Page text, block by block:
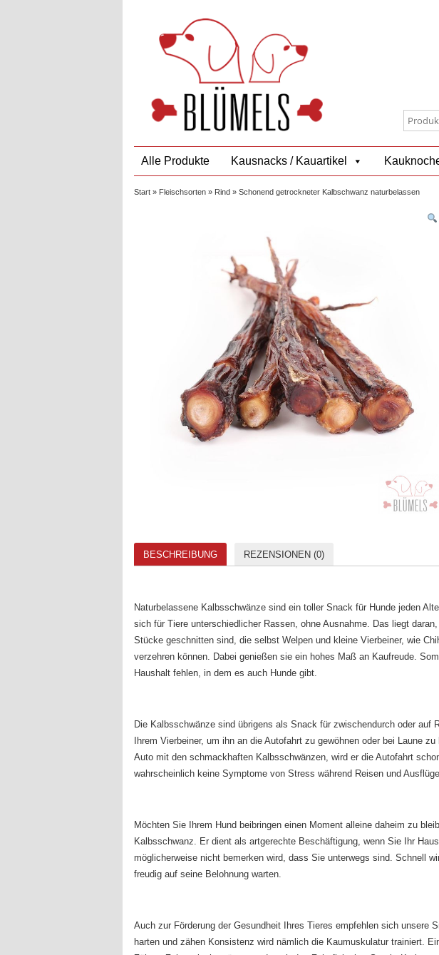
Alle Produkte Kausnacks / Kauartikel
Start » Fleischsorten » Rind » Schonend getrockneter Kalbschwanz naturbelassen
BESCHREIBUNG REZENSIONEN (0)
Naturbelassene Kalbsschwänze sind ein toller Snack für Hunde jeden
sich für Tiere unterschiedlicher Rassen, ohne Ausnahme. Das liegt
Stücke geschnitten sind, die selbst Welpen und kleine Vierbeiner, wie
verzehren können. Dabei genießen sie ein hohes Maß an Kaufreude.
Haushalt fehlen, in dem es auch Hunde gibt.
Die Kalbsschwänze sind übrigens als Snack für zwischendurch oder auf
Ihrem Vierbeiner, um ihn an die Autofahrt zu gewöhnen oder bei Laune
Auto mit den schmackhaften Kalbsschwänzen, wird er die Autofahrt
wahrscheinlich keine Symptome von Stress während Reisen und
Möchten Sie Ihrem Hund beibringen einen Moment alleine daheim zu
Kalbsschwanz. Er dient als artgerechte Beschäftigung, wenn Sie Ihr
möglicherweise nicht bemerken wird, dass Sie unterwegs sind. Schnell
freudig auf seine Belohnung warten.
Auch zur Förderung der Gesundheit Ihres Tieres empfehlen sich unsere
harten und zähen Konsistenz wird nämlich die Kaumuskulatur trainiert.